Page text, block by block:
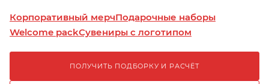
Корпоративный мерчПодарочные наборы
Welcome packСувениры с логотипом
ПОЛУЧИТЬ ПОДБОРКУ И РАСЧЁТ